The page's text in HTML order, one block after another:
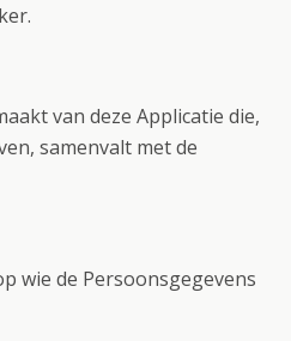
van deze Applicatie die,
samenvalt met de
wie de Persoonsgegevens